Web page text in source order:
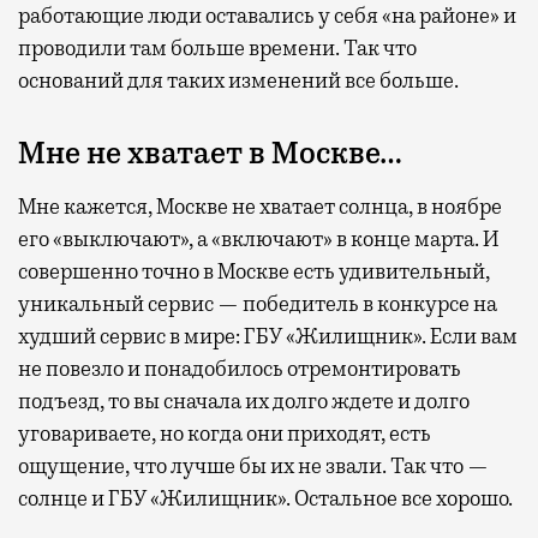
работающие люди оставались у себя «на районе» и
проводили там больше времени. Так что
оснований для таких изменений все больше.
Мне не хватает в Москве…
Мне кажется, Москве не хватает солнца, в ноябре
его «выключают», а «включают» в конце марта. И
совершенно точно в Москве есть удивительный,
уникальный сервис — победитель в конкурсе на
худший сервис в мире: ГБУ «Жилищник». Если вам
не повезло и понадобилось отремонтировать
подъезд, то вы сначала их долго ждете и долго
уговариваете, но когда они приходят, есть
ощущение, что лучше бы их не звали. Так что —
солнце и ГБУ «Жилищник». Остальное все хорошо.